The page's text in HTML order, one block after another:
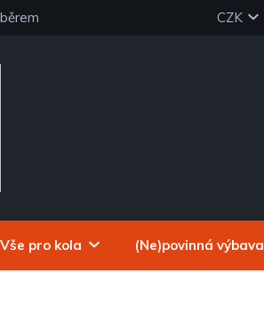
CZK
Vše pro kola (Ne)povinná výbava